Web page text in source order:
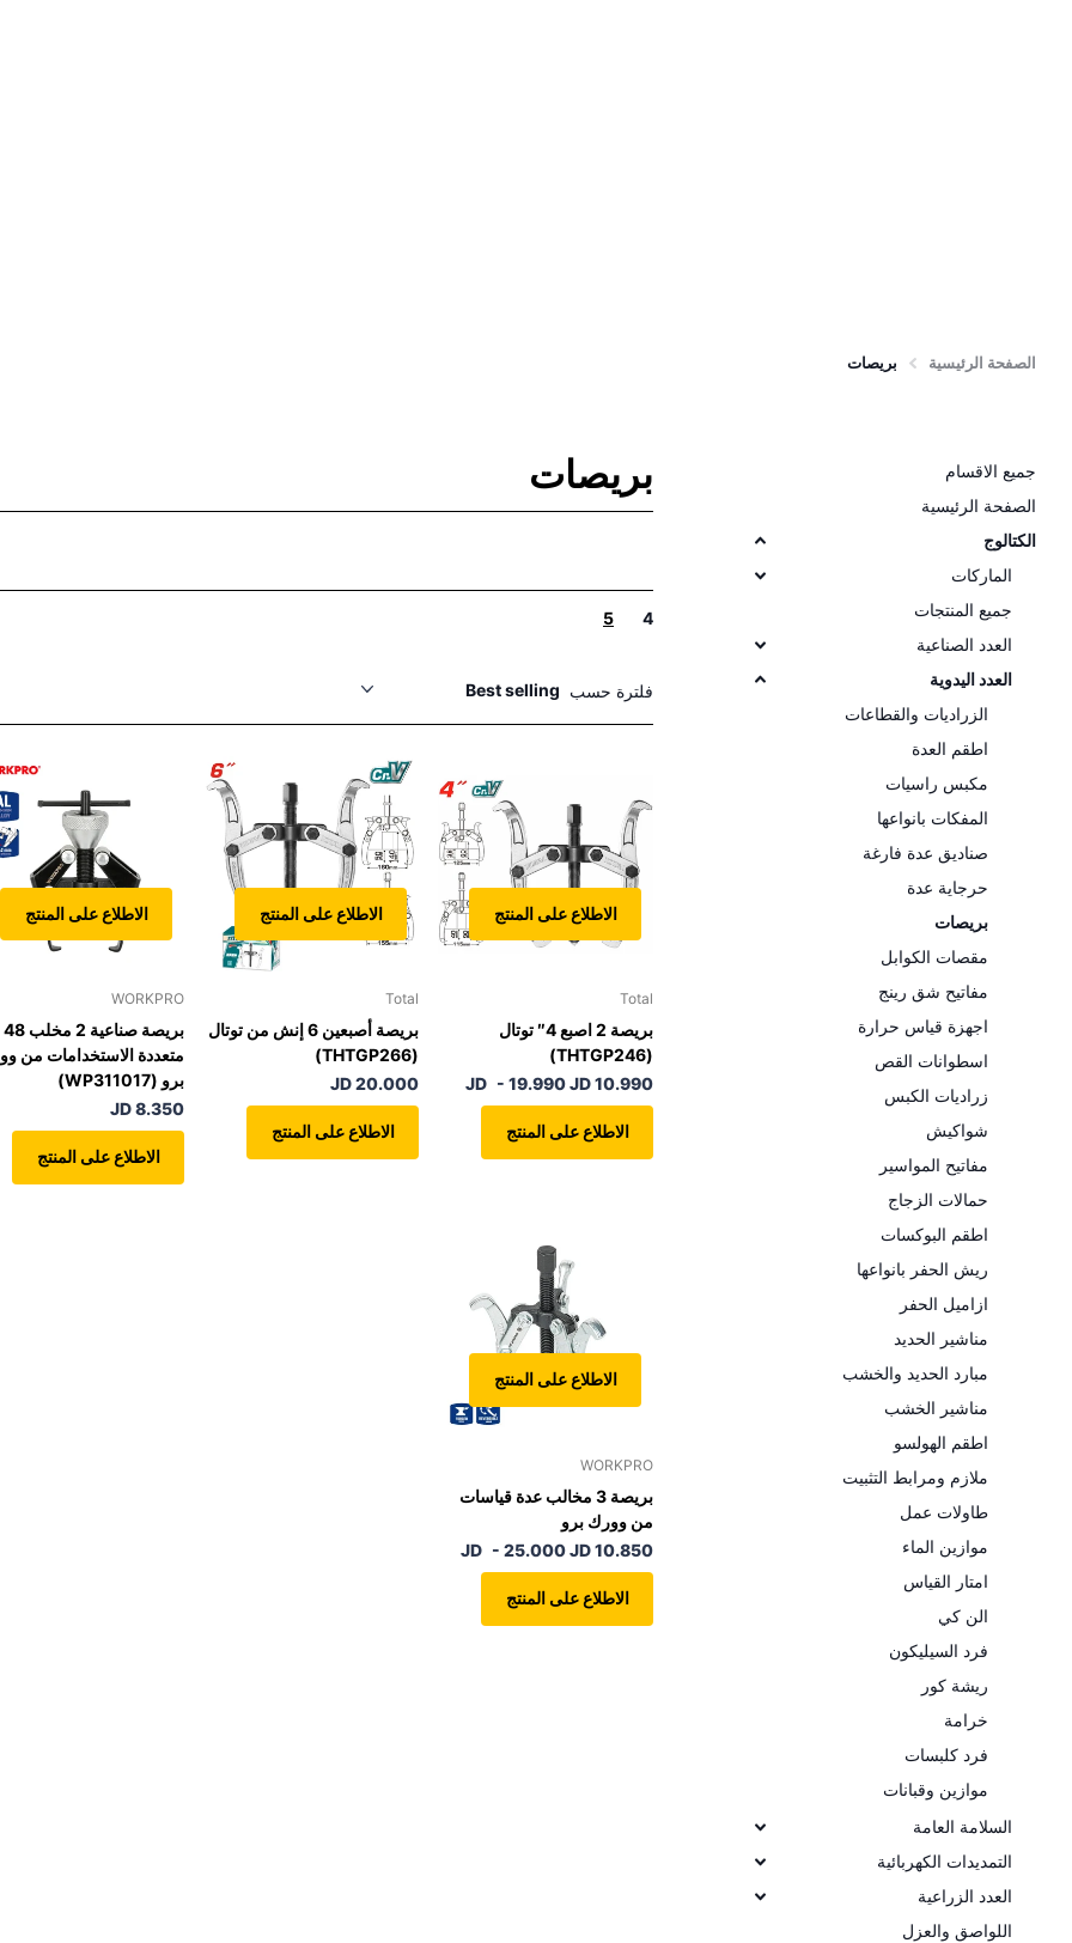
الصفحة الرئيسية بريصات
بريصات
4
5
فلترة حسب
الاطلاع على المنتج
Total
بريصة 2 اصبع 4″ توتال
(THTGP246)
10.990 JD
- 19.990 JD
الاطلاع على المنتج
الاطلاع على المنتج
Total
بريصة أصبعين 6 إنش من توتال
(THTGP266)
20.000 JD
الاطلاع على المنتج
الاطلاع على المنتج
WORKPRO
متعددة الاستخدامات من
برو (WP311017)
8.350 JD
الاطلاع على المنتج
الاطلاع على المنتج
WORKPRO
بريصة 3 مخالب عدة قياسات
من وورك برو
10.850 JD
- 25.000 JD
الاطلاع على المنتج
جميع الاقسام
الصفحة الرئيسية
الكتالوج
الماركات
جميع المنتجات
العدد الصناعية
العدد اليدوية
الزراديات والقطاعات
اطقم العدة
مكبس راسيات
المفكات بانواعها
صناديق عدة فارغة
حرجاية عدة
بريصات
مقصات الكوابل
مفاتيح شق رينج
اجهزة قياس حرارة
اسطوانات القص
زراديات الكبس
شواكيش
مفاتيح المواسير
حمالات الزجاج
اطقم البوكسات
ريش الحفر بانواعها
ازاميل الحفر
مناشير الحديد
مبارد الحديد والخشب
مناشير الخشب
اطقم الهولسو
ملازم ومرابط التثبيت
طاولات عمل
موازين الماء
امتار القياس
الن كي
فرد السيليكون
ريشة كور
خرامة
فرد كلبسات
موازين وقبانات
السلامة العامة
التمديدات الكهربائية
العدد الزراعية
اللواصق والعزل